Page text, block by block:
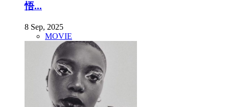
悟...
8 Sep, 2025
MOVIE